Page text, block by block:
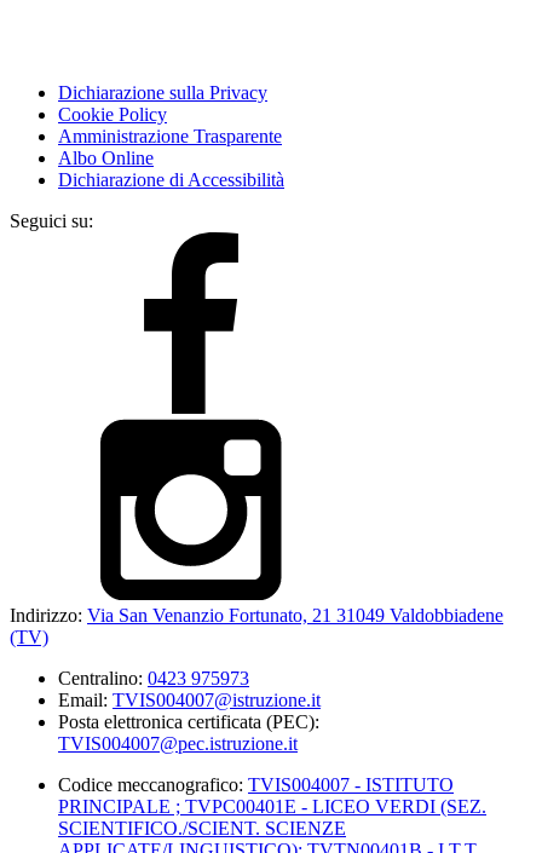
Dichiarazione sulla Privacy
Cookie Policy
Amministrazione Trasparente
Albo Online
Dichiarazione di Accessibilità
Seguici su:
Indirizzo: Via San Venanzio Fortunato, 21 31049 Valdobbiadene
(TV)
Centralino: 0423 975973
Email: TVIS004007@istruzione.it
Posta elettronica certificata (PEC):
TVIS004007@pec.istruzione.it
Codice meccanografico: TVIS004007 - ISTITUTO
PRINCIPALE ; TVPC00401E - LICEO VERDI (SEZ.
SCIENTIFICO./SCIENT. SCIENZE